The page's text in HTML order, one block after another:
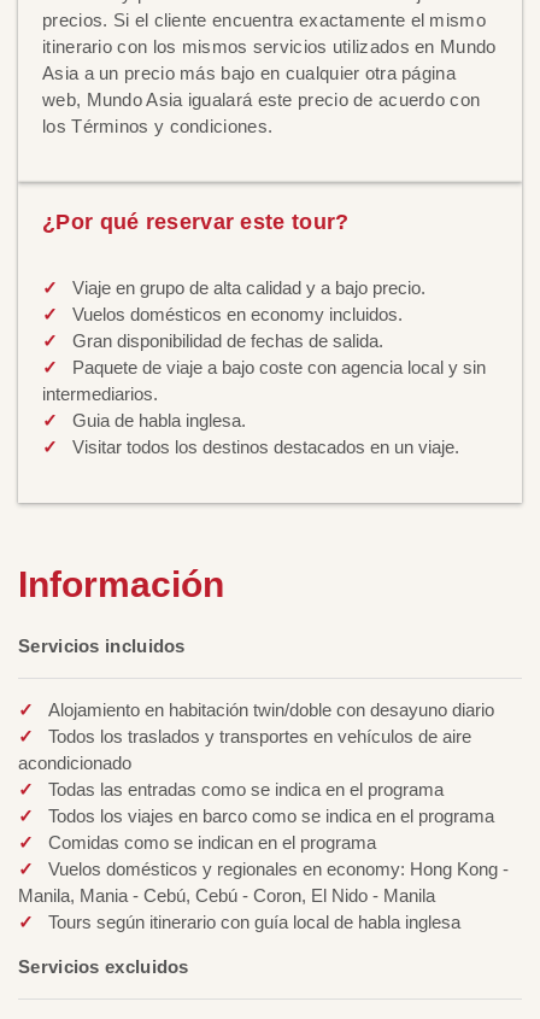
precios. Si el cliente encuentra exactamente el mismo
itinerario con los mismos servicios utilizados en Mundo
Asia a un precio más bajo en cualquier otra página
web, Mundo Asia igualará este precio de acuerdo con
los Términos y condiciones.
¿Por qué reservar este tour?
Viaje en grupo de alta calidad y a bajo precio.
Vuelos domésticos en economy incluidos.
Gran disponibilidad de fechas de salida.
Paquete de viaje a bajo coste con agencia local y sin
intermediarios.
Guia de habla inglesa.
Visitar todos los destinos destacados en un viaje.
Información
Servicios incluidos
Alojamiento en habitación twin/doble con desayuno diario
Todos los traslados y transportes en vehículos de aire
acondicionado
Todas las entradas como se indica en el programa
Todos los viajes en barco como se indica en el programa
Comidas como se indican en el programa
Vuelos domésticos y regionales en economy: Hong Kong -
Manila, Mania - Cebú, Cebú - Coron, El Nido - Manila
Tours según itinerario con guía local de habla inglesa
Servicios excluidos